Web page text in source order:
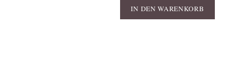
IN DEN WARENKORB